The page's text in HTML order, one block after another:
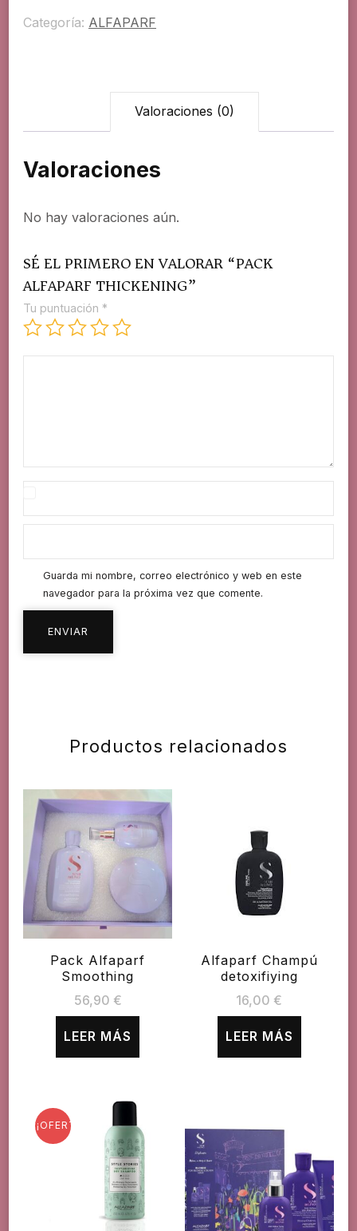
Categoría: ALFAPARF
Valoraciones (0)
Valoraciones
No hay valoraciones aún.
SÉ EL PRIMERO EN VALORAR “PACK
ALFAPARF THICKENING”
Tu puntuación *
Guarda mi nombre, correo electrónico y web en este
navegador para la próxima vez que comente.
Productos relacionados
Pack Alfaparf
Smoothing
56,90 €
LEER MÁS
Alfaparf Champú
detoxifiying
16,00 €
LEER MÁS
¡OFERTA!